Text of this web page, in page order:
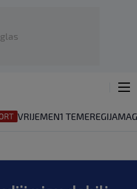
VRIJEMEN1 TEMEREGIJA